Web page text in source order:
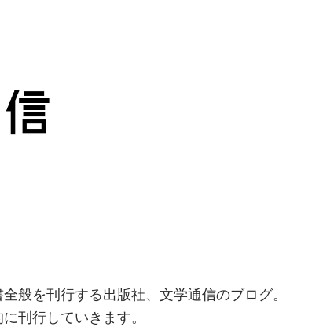
般を刊行する出版社、文学通信のブログ。
刊行していきます。